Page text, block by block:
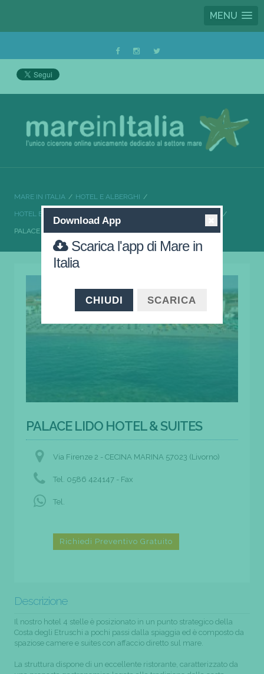
MENU
MARE IN ITALIA HOTEL E ALBERGHI
HOTEL E ALBERGHI TOSCANA HOTEL E ALBERGHI LIVORNO
PALACE LIDO HOTEL & SUITES
PALACE LIDO HOTEL & SUITES
Via Firenze 2 - CECINA MARINA 57023 (Livorno)
Tel. 0586 424147 - Fax
Tel.
Richiedi Preventivo Gratuito
Descrizione
Il nostro hotel 4 stelle è posizionato in un punto strategico della
Costa degli Etruschi a pochi passi dalla spiaggia ed è composto da
spaziose camere e suites con affaccio diretto sul mare.
La struttura dispone di un eccellente ristorante, caratterizzato da
Download App
Scarica l'app di Mare in
Italia
CHIUDI SCARICA